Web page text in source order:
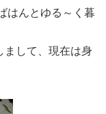
はんとゆる～く暮
まして、現在は身